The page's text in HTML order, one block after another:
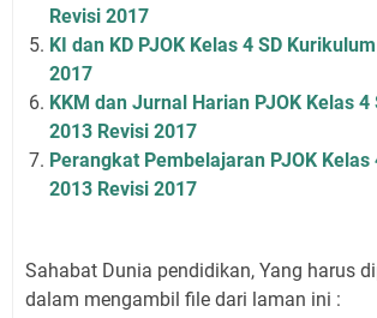
Revisi 2017
KI dan KD PJOK Kelas 4 SD
2017
KKM dan Jurnal Harian PJOK Kelas 4
2013 Revisi 2017
Perangkat Pembelajaran PJOK Kelas
2013 Revisi 2017
Sahabat Dunia pendidikan, Yang harus
dalam mengambil file dari laman ini :